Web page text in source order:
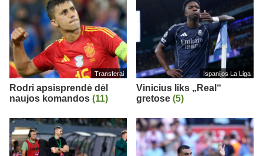
Transferai
Rodri apsisprendė dėl
naujos komandos (11)
Ispanijos La Liga
Vinicius liks „Real“
gretose (5)